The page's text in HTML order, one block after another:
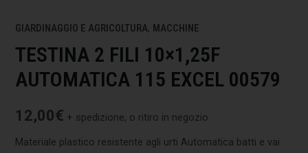
GIARDINAGGIO E AGRICOLTURA, MACCHINE
TESTINA 2 FILI 10×1,25F
AUTOMATICA 115 EXCEL 00579
12,00€ + spedizione, o ritiro in negozio
Materiale plastico resistente agli urti Automatica batti e vai